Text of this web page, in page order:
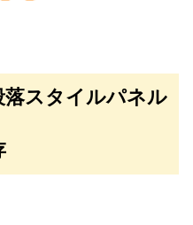
スタイルパネル